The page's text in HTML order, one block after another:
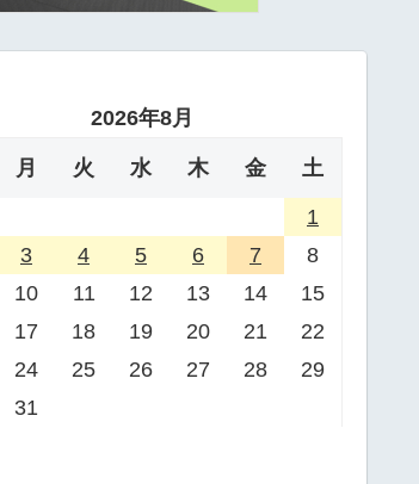
2026年8月
月 火 水 木 金 土
1
3 4 5 6 7
8
10 11 12 13 14
15
17 18 19 20 21
22
24 25 26 27 28
29
31